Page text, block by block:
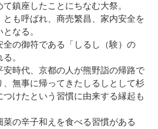
鎮座したことにちなむ大祭。
も呼ばれ、商売繁昌、家内安全を
なる。
全の御符である「しるし（験）の
。
安時代、京都の人が熊野詣の帰路で
無事に帰ってきたしるしとして杉
けたという習慣に由来する縁起も
の辛子和えを食べる習慣がある